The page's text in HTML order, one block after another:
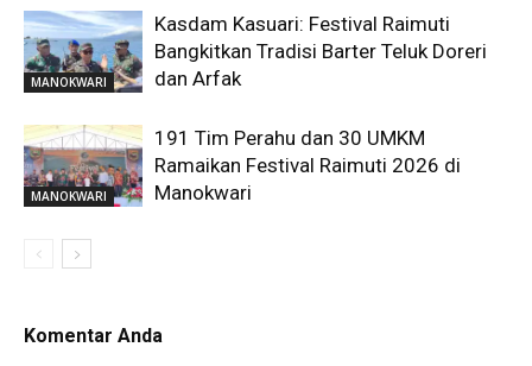
MANOKWARI
Kasdam Kasuari: Festival Raimuti
Bangkitkan Tradisi Barter Teluk Doreri
dan Arfak
MANOKWARI
191 Tim Perahu dan 30 UMKM
Ramaikan Festival Raimuti 2026 di
Manokwari
Komentar Anda